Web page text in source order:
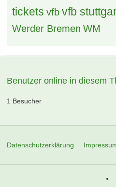
tickets vfb vfb
Werder Bremen WM
Benutzer online in diesem
1 Besucher
Datenschutzerklärung